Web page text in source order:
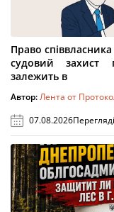
Право
судовий захист
залежить в
Автор:Лента от
07.08.2026